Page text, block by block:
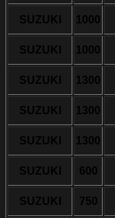
SUZUKI 1000
SUZUKI 1000
SUZUKI 1300
SUZUKI 1300
SUZUKI 1300
SUZUKI 600
SUZUKI 750